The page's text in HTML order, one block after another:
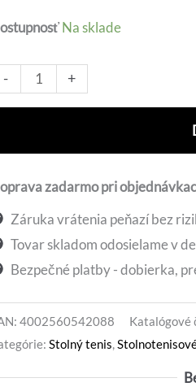
103,87 €.
Na sklade
- +
zadarmo pri
Záruka vrátenia peňazí bez
Tovar skladom odosielame v
Bezpečné platby - dobierka,
4002560542088 Katalógové
Stolný tenis,